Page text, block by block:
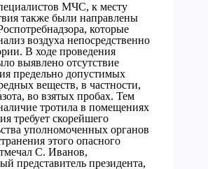
МЧС, к месту
также были направлены
которые
воздуха непосредственно
В ходе проведения
выявлено отсутствие
предельно допустимых
веществ, в частности,
во взятых пробах. Тем
тротила в помещениях
требует скорейшего
уполномоченных органов
этого опасного
С. Иванов,
представитель президента,